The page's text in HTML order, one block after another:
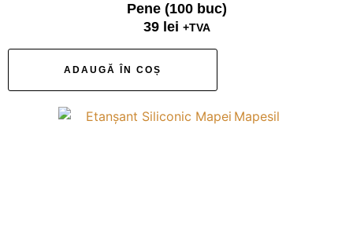
Pene (100 buc)
39 lei +TVA
ADAUGĂ ÎN COȘ